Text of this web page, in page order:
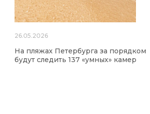
26.05.2026
На пляжах Петербурга за порядком
будут следить 137 «умных» камер